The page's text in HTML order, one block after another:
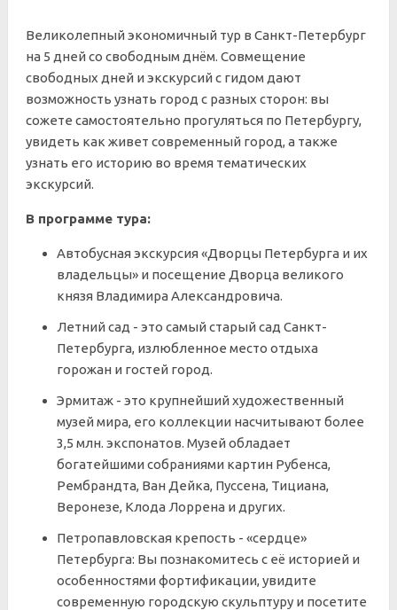
Великолепный экономичный тур в Санкт-Петербург
на 5 дней со свободным днём. Совмещение
свободных дней и экскурсий с гидом дают
возможность узнать город с разных сторон: вы
сожете самостоятельно прогуляться по Петербургу,
увидеть как живет современный город, а также
узнать его историю во время тематических
экскурсий.
В программе тура:
Автобусная экскурсия «Дворцы Петербурга и их
владельцы» и посещение Дворца великого
князя Владимира Александровича.
Летний сад - это самый старый сад Санкт-
Петербурга, излюбленное место отдыха
горожан и гостей город.
Эрмитаж - это крупнейший художественный
музей мира, его коллекции насчитывают более
3,5 млн. экспонатов. Музей обладает
богатейшими собраниями картин Рубенса,
Рембрандта, Ван Дейка, Пуссена, Тициана,
Веронезе, Клода Лоррена и других.
Петропавловская крепость - «сердце»
Петербурга: Вы познакомитесь с её историей и
особенностями фортификации, увидите
современную городскую скульптуру и посетите